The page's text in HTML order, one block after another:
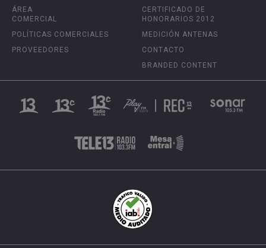
ÁREA
COMERCIAL
POLÍTICAS COMERCIALES
PROVEEDORES
CERTIFICADO DE
HONORARIOS 2012
MEDICIÓN ANTENAS
CONTACTO
BRANDED CONTENT